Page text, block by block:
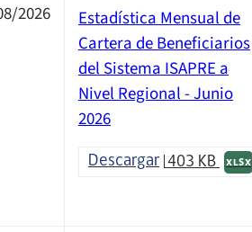
2026
Estadística Mensual de
Cartera de Beneficiarios
del Sistema ISAPRE a
Nivel Regional - Junio
2026
Descargar 403 KB XLSX